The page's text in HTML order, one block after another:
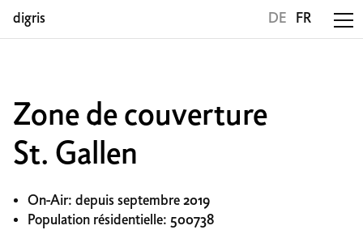
digris DE FR
Zone de couverture
St. Gallen
On-Air: depuis septembre 2019
Population résidentielle: 500738